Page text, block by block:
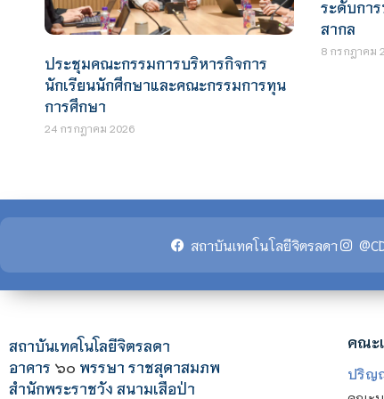
ประชุมคณะกรรมการบริหารกิจการ
นักเรียนนักศึกษาและคณะกรรมการทุน
การศึกษา
24 กรกฎาคม 2026
ระดับกา
สากล
8 กรกฎาคม
สถาบันเทคโนโลยีจิตรลดา
สถาบันเทคโนโลยีจิตรลดา
อาคาร ๖๐ พรรษา ราชสุดาสมภพ
สำนักพระราชวัง สนามเสือป่า
คณะ
ปริญ